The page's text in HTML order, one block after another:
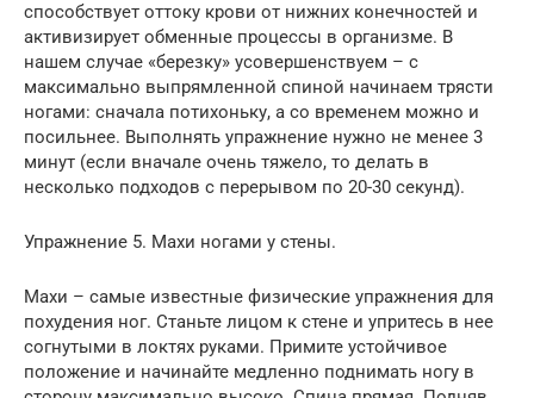
способствует оттоку крови от нижних конечностей и
активизирует обменные процессы в организме. В
нашем случае «березку» усовершенствуем – с
максимально выпрямленной спиной начинаем трясти
ногами: сначала потихоньку, а со временем можно и
посильнее. Выполнять упражнение нужно не менее 3
минут (если вначале очень тяжело, то делать в
несколько подходов с перерывом по 20-30 секунд).
Упражнение 5. Махи ногами у стены.
Махи – самые известные физические упражнения для
похудения ног. Станьте лицом к стене и упритесь в нее
согнутыми в локтях руками. Примите устойчивое
положение и начинайте медленно поднимать ногу в